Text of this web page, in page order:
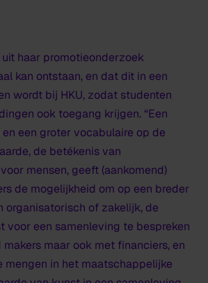
haar promotieonderzoek
kan ontstaan, en dat dit in een
wordt bij HKU, zodat studenten
ook toegang krijgen. “Een
een groter vocabulaire op de
de betékenis van
mensen, geeft (aankomend)
de mogelijkheid om op een breder
organisatorisch of zakelijk, de
voor een samenleving te bespreken
maar ook met financiers, en
mengen in het maatschappelijke